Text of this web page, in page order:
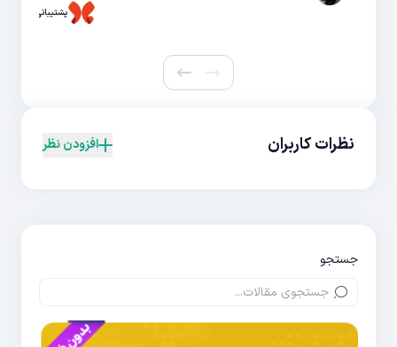
پشتیبانی حال
نظرات کاربران افزودن نظر
جستجو